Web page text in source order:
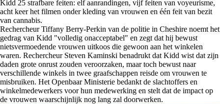
Kidd 25 strafbare feiten: elf aanrandingen, vijf feiten van voyeurisme,
acht keer het filmen onder kleding van vrouwen en één feit van bezit
van cannabis.
Rechercheur Tiffany Berry-Perkin van de politie in Cheshire noemt het
gedrag van Kidd "volledig onacceptabel" en zegt dat hij bewust
nietsvermoedende vrouwen uitkoos die gewoon aan het winkelen
waren. Rechercheur Steven Kaminski benadrukt dat Kidd wist dat zijn
daden grote onrust zouden veroorzaken, maar toch bewust naar
verschillende winkels in twee graafschappen reisde om vrouwen te
misbruiken. Het Openbaar Ministerie bedankt de slachtoffers en
winkelmedewerkers voor hun medewerking en stelt dat de impact op
de vrouwen waarschijnlijk nog lang zal doorwerken.